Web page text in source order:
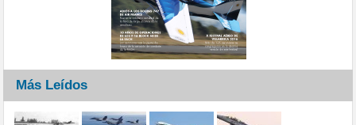
Más Leídos